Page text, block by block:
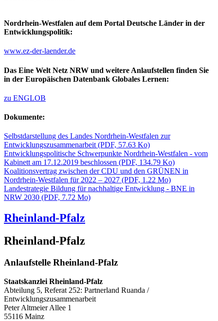
Nordrhein-Westfalen auf dem Portal Deutsche Länder in der
Entwicklungspolitik:
www.ez-der-laender.de
Das Eine Welt Netz NRW und weitere Anlaufstellen finden Sie
in der Europäischen Datenbank Globales Lernen:
zu ENGLOB
Dokumente:
Selbstdarstellung des Landes Nordrhein-Westfalen zur
Entwicklungszusammenarbeit (PDF, 57.63 Ko)
Entwicklungspolitische Schwerpunkte Nordrhein-Westfalen - vom
Kabinett am 17.12.2019 beschlossen (PDF, 134.79 Ko)
Koalitionsvertrag zwischen der CDU und den GRÜNEN in
Nordrhein-Westfalen für 2022 – 2027 (PDF, 1.22 Mo)
Landestrategie Bildung für nachhaltige Entwicklung - BNE in
NRW 2030 (PDF, 7.72 Mo)
Rheinland-Pfalz
Rheinland-Pfalz
Anlaufstelle Rheinland-Pfalz
Staatskanzlei Rheinland-Pfalz
Abteilung 5, Referat 252: Partnerland Ruanda /
Entwicklungszusammenarbeit
Peter Altmeier Allee 1
55116 Mainz